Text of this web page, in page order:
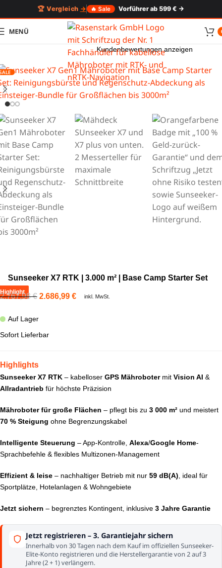
🏆 Vergleich → 🔥 Sale Vorführer ab 599 € →
MENÜ
Kundenbewertungen anzeigen
Sunseeker X7 RTK | 3.000 m² | Base Camp Starter Set
Highlight
2.767,98€ 2.686,99 € inkl. MwSt.
Auf Lager
Sofort Lieferbar
Highlights
Sunseeker X7 RTK – kabelloser GPS Mährobotermit Vision AI &
Allradantrieb für höchste Präzision
Mähroboter für große Flächen – pflegt bis zu 3 000 m² und meistert
70 % Steigung ohne Begrenzungskabel
Intelligente Steuerung – App-Kontrolle, Alexa/Google Home-
Sprachbefehle & flexibles Multizonen-Management
Effizient & leise – nachhaltiger Betrieb mit nur 59 dB(A), ideal für
Sportplätze, Hotelanlagen & Wohngebiete
Jetzt sichern – begrenztes Kontingent, inklusive 3 Jahre Garantie
Jetzt registrieren – 3. Garantiejahr sichern
Innerhalb von 30 Tagen nach dem Kauf im offiziellen Sunseeker-
Elite-Konto registrieren und die Herstellergarantie von 2 auf 3
Jahre (2 + 1) verlängern.